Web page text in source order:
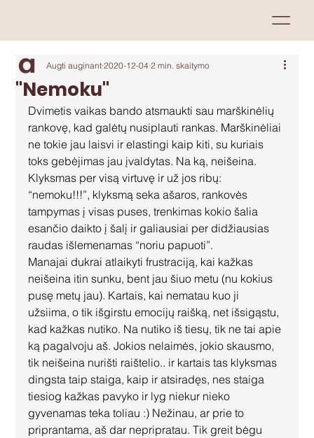
"Nemoku"
Augti auginant 2020-12-04 2 min. skaitymo
Dvimetis vaikas bando atsmaukti sau marškinėlių
rankovę, kad galėtų nusiplauti rankas. Marškinėliai
ne tokie jau laisvi ir elastingi kaip kiti, su kuriais
toks gebėjimas jau įvaldytas. Na ką, neišeina.
Klyksmas per visą virtuvę ir už jos ribų:
“nemoku!!!”, klyksmą seka ašaros, rankovės
tampymas į visas puses, trenkimas kokio šalia
esančio daikto į šalį ir galiausiai per didžiausias
raudas išlemenamas “noriu papuoti”.
Manajai dukrai atlaikyti frustraciją, kai kažkas
neišeina itin sunku, bent jau šiuo metu (nu kokius
pusę metų jau). Kartais, kai nematau kuo ji
užsiima, o tik išgirstu emocijų raišką, net išsigąstu,
kad kažkas nutiko. Na nutiko iš tiesų, tik ne tai apie
ką pagalvoju aš. Jokios nelaimės, jokio skausmo,
tik neišeina nurišti raištelio.. ir kartais tas klyksmas
dingsta taip staiga, kaip ir atsiradęs, nes staiga
tiesiog kažkas pavyko ir lyg niekur nieko
gyvenamas teka toliau :) Nežinau, ar prie to
priprantama, aš dar nepripratau. Tik greit bėgu